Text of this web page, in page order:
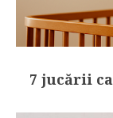
7 jucării